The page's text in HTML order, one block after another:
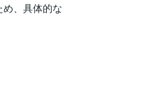
、具体的な